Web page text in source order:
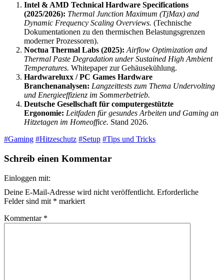
Intel & AMD Technical Hardware Specifications
(2025/2026): Thermal Junction Maximum (TjMax) and
Dynamic Frequency Scaling Overviews. (Technische
Dokumentationen zu den thermischen Belastungsgrenzen
moderner Prozessoren).
Noctua Thermal Labs (2025): Airflow Optimization and
Thermal Paste Degradation under Sustained High Ambient
Temperatures. Whitepaper zur Gehäusekühlung.
Hardwareluxx / PC Games Hardware
Branchenanalysen: Langzeittests zum Thema Undervolting
und Energieeffizienz im Sommerbetrieb.
Deutsche Gesellschaft für computergestützte
Ergonomie: Leitfaden für gesundes Arbeiten und Gaming an
Hitzetagen im Homeoffice. Stand 2026.
#Gaming #Hitzeschutz #Setup #Tips und Tricks
Schreib einen Kommentar
Einloggen mit:
Deine E-Mail-Adresse wird nicht veröffentlicht. Erforderliche
Felder sind mit * markiert
Kommentar *